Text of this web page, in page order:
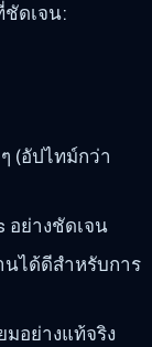
ชัดเจน:
(อัปไทม์กว่า
อย่างชัดเจน
นได้ดีสำหรับการ
อย่างแท้จริง